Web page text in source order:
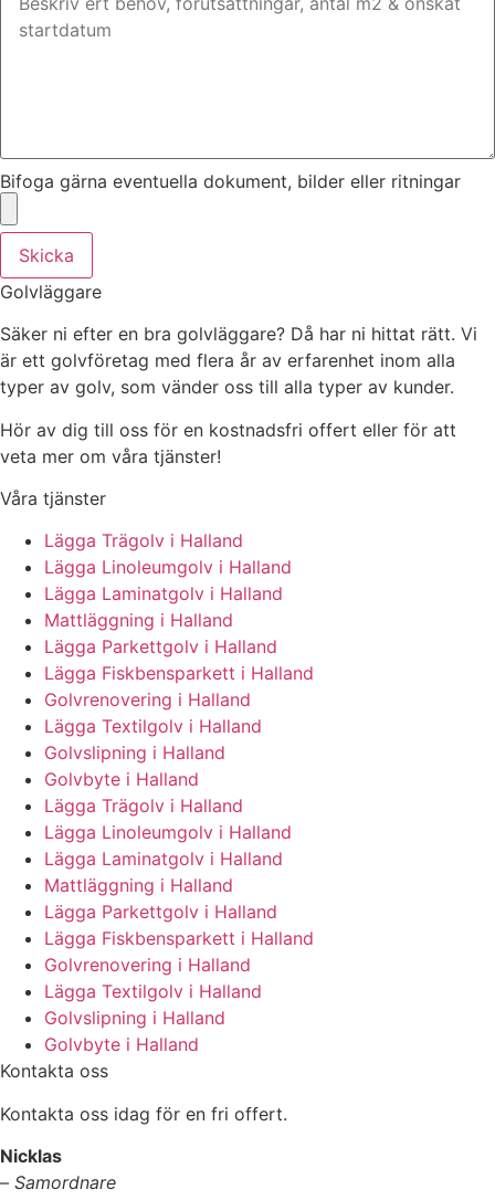
Bifoga gärna eventuella dokument, bilder eller ritningar
Skicka
Golvläggare
Säker ni efter en bra golvläggare? Då har ni hittat rätt. Vi
är ett golvföretag med flera år av erfarenhet inom alla
typer av golv, som vänder oss till alla typer av kunder.
Hör av dig till oss för en kostnadsfri offert eller för att
veta mer om våra tjänster!
Våra tjänster
Lägga Trägolv i Halland
Lägga Linoleumgolv i Halland
Lägga Laminatgolv i Halland
Mattläggning i Halland
Lägga Parkettgolv i Halland
Lägga Fiskbensparkett i Halland
Golvrenovering i Halland
Lägga Textilgolv i Halland
Golvslipning i Halland
Golvbyte i Halland
Lägga Trägolv i Halland
Lägga Linoleumgolv i Halland
Lägga Laminatgolv i Halland
Mattläggning i Halland
Lägga Parkettgolv i Halland
Lägga Fiskbensparkett i Halland
Golvrenovering i Halland
Lägga Textilgolv i Halland
Golvslipning i Halland
Golvbyte i Halland
Kontakta oss
Kontakta oss idag för en fri offert.
Nicklas
– Samordnare